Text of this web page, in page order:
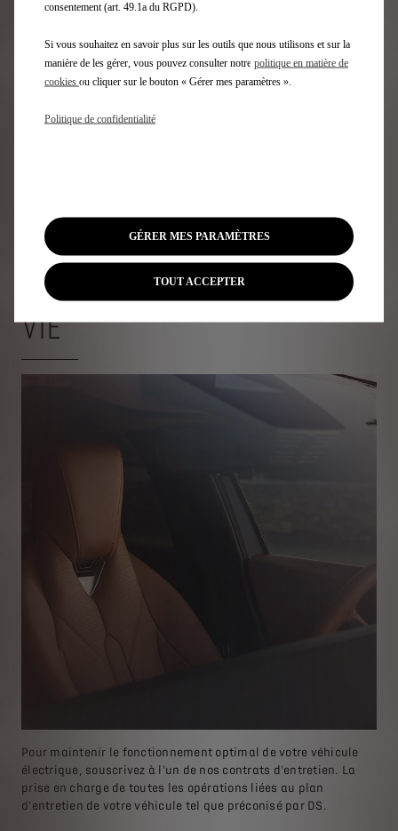
courtoisie pendant l'entretien ou les réparations à la
L'application Free2move pour connaître les lieux de charge
et planifier vos itinéraires.
Prenez rendez-vous en ligne
DES CONTRATS D'ENTRETIEN
POUR VOUS SIMPLIFIER LA
VIE
Pour maintenir le fonctionnement optimal de votre véhicule
électrique, souscrivez à l'un de nos contrats d'entretien. La
prise en charge de toutes les opérations liées au plan
d’entretien de votre véhicule tel que préconisé par DS.
consentement (art. 49.1a du RGPD).
Si vous souhaitez en savoir plus sur les outils que nous utilisons et sur la
manière de les gérer, vous pouvez consulter notre politique en matière de
cookies ou cliquer sur le bouton « Gérer mes paramètres ».
Politique de confidentialité
GÉRER MES PARAMÈTRES
TOUT ACCEPTER